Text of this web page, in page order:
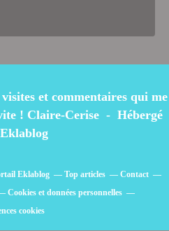
et commentaires qui me
! Claire-Cerise - Hébergé
Eklablog
Eklablog Top articles
Contact
Cookies et données personnelles
cookies